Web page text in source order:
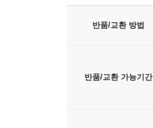
반품/교환 방법
반품/교환 가능기간